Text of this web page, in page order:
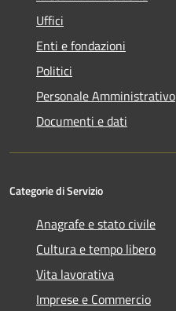
Uffici
Enti e fondazioni
Politici
Personale Amministrativo
Documenti e dati
Categorie di Servizio
Anagrafe e stato civile
Cultura e tempo libero
Vita lavorativa
Imprese e Commercio